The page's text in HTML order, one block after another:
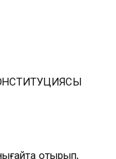
отырып,